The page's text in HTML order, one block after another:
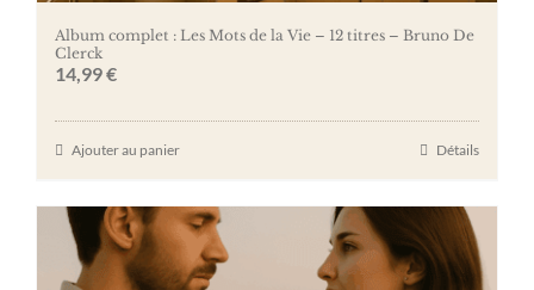
Album complet : Les Mots de la Vie – 12 titres – Bruno De
Clerck
14,99€
Ajouter au panier Détails